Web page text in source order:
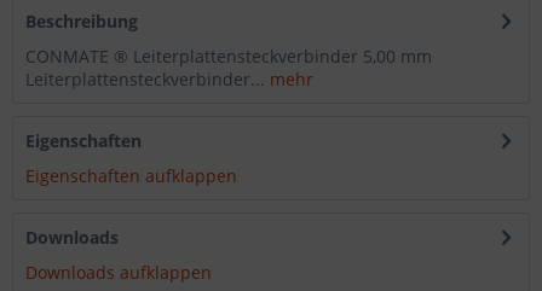
Beschreibung
CONMATE ® Leiterplattensteckverbinder 5,00 mm
Leiterplattensteckverbinder... mehr
Eigenschaften
Eigenschaften aufklappen
Downloads
Downloads aufklappen